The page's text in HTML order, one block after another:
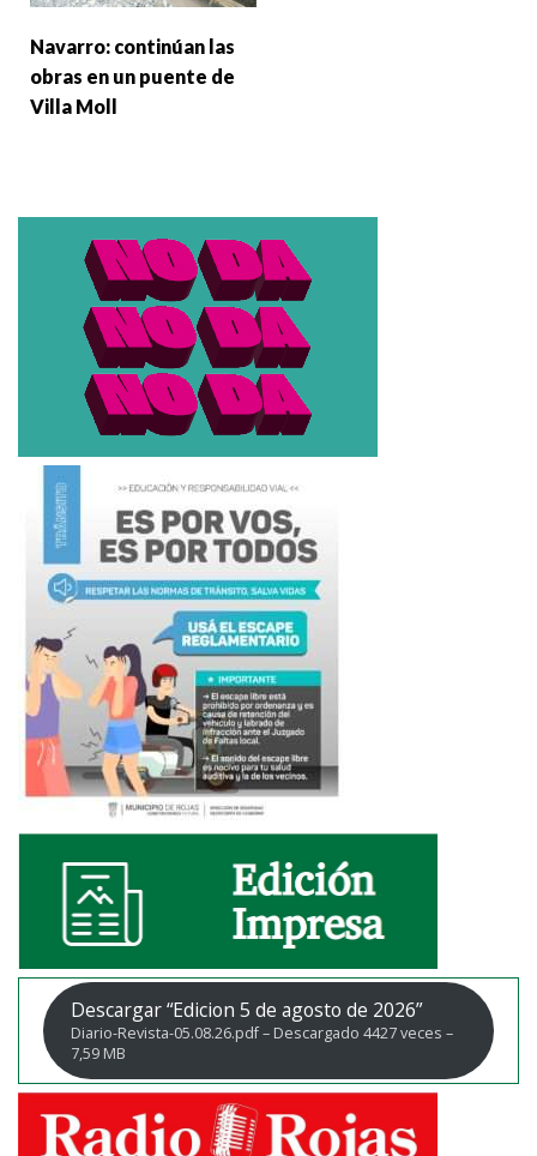
Navarro: continúan las
obras en un puente de
Villa Moll
Descargar “Edicion 5 de agosto de 2026”
Diario-Revista-05.08.26.pdf – Descargado 4427 veces –
7,59 MB